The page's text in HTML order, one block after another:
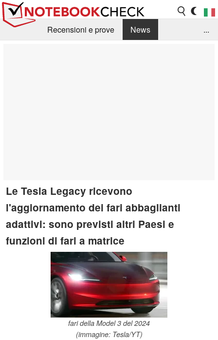
Recensioni e prove
News
...
Le Tesla Legacy ricevono
l'aggiornamento dei fari abbaglianti
adattivi: sono previsti altri Paesi e
funzioni di fari a matrice
fari della Model 3 del 2024
(immagine: Tesla/YT)